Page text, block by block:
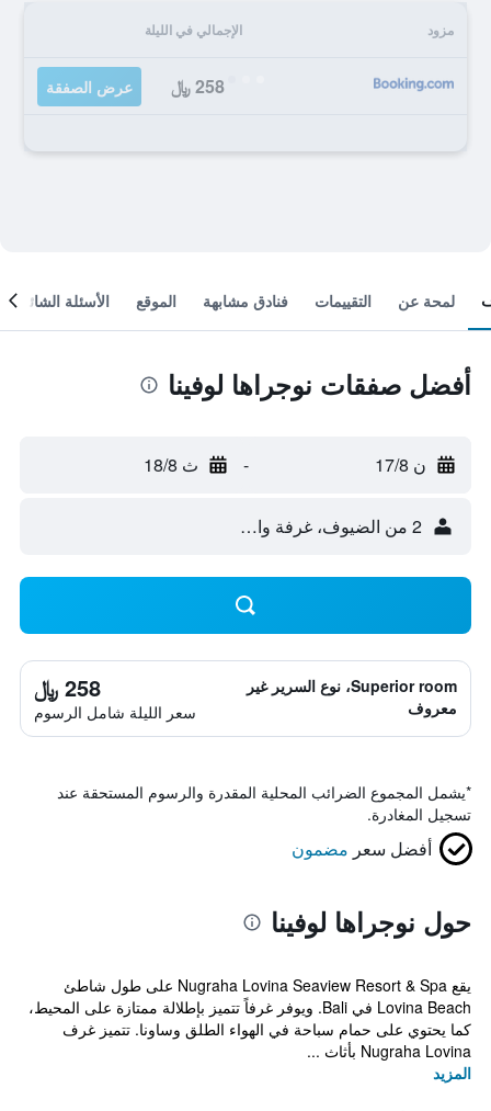
مزود الإجمالي في الليلة
258 ﷼ عرض الصفقة
لمحة عن التقييمات فنادق مشابهة الموقع الأسئلة الشائعة
أفضل صفقات نوجراها لوفينا
ن 17/8 - ث 18/8
2 من الضيوف، غرفة واحدة
Superior room، نوع السرير غير
معروف
258 ﷼
سعر الليلة شامل الرسوم
*يشمل المجموع الضرائب المحلية المقدرة والرسوم المستحقة عند
تسجيل المغادرة.
أفضل سعر مضمون
حول نوجراها لوفينا
يقع Nugraha Lovina Seaview Resort & Spa على طول شاطئ
Lovina Beach في Bali. ويوفر غرفاً تتميز بإطلالة ممتازة على المحيط،
كما يحتوي على حمام سباحة في الهواء الطلق وساونا. تتميز غرف
Nugraha Lovina بأثاث ...
المزيد